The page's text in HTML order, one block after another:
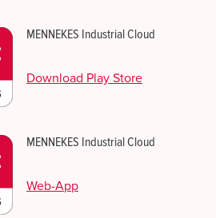
MENNEKES Industrial Cloud
Download Play Store
MENNEKES Industrial Cloud
Web-App